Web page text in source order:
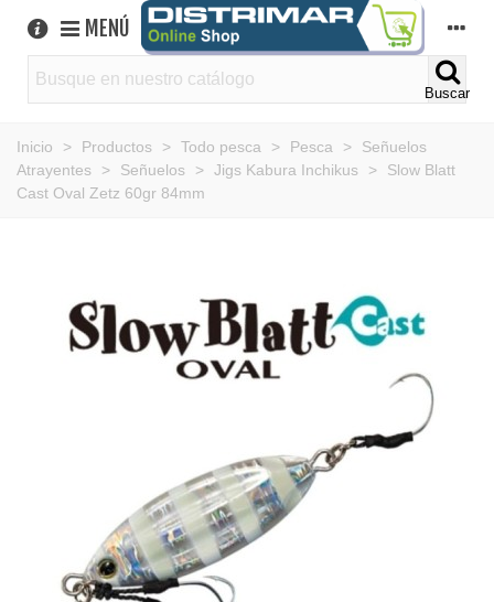
MENÚ
Buscar
Inicio > Productos > Todo pesca > Pesca >
Señuelos
Atrayentes
> Señuelos > Jigs Kabura Inchikus >
Slow Blatt
Cast Oval Zetz 60gr 84mm